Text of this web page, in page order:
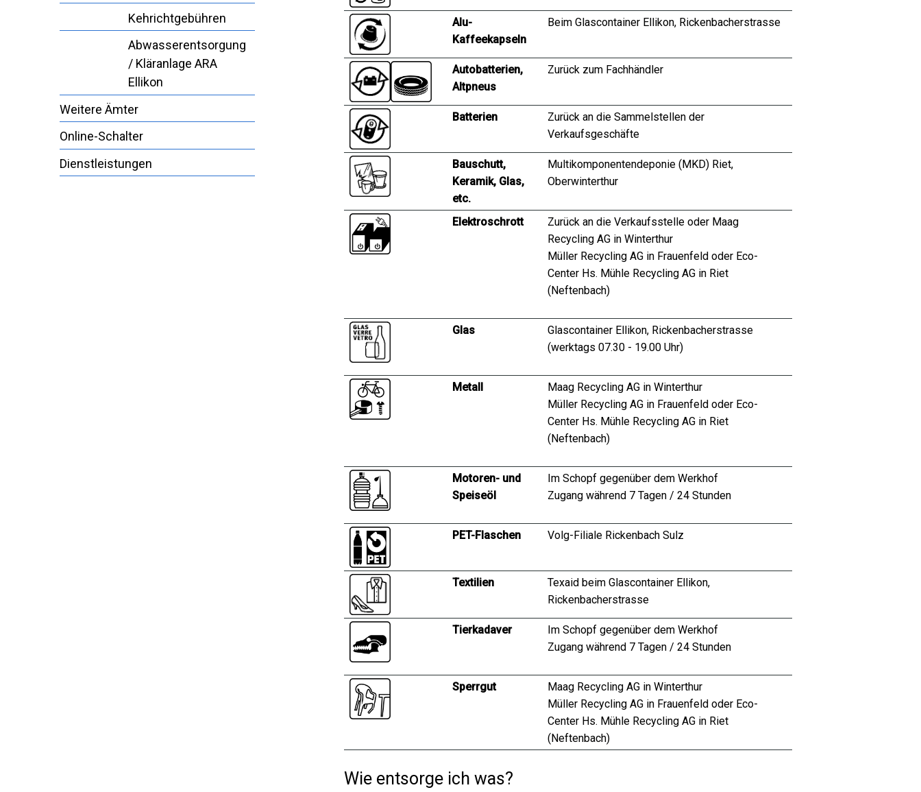
Alu-
Kaffeekapseln
Beim Glascontainer Ellikon, Rickenbacherstrasse
Autobatterien,
Altpneus
Zurück zum Fachhändler
Batterien
Zurück an die Sammelstellen der
Verkaufsgeschäfte
Bauschutt,
Keramik, Glas,
etc.
Multikomponentendeponie (MKD) Riet,
Oberwinterthur
Elektroschrott Zurück an die Verkaufsstelle oder Maag
Recycling AG in Winterthur
Müller Recycling AG in Frauenfeld oder Eco-
Center Hs. Mühle Recycling AG in Riet
(Neftenbach)
Glas
Glascontainer Ellikon, Rickenbacherstrasse
(werktags 07.30 - 19.00 Uhr)
Metall
Maag Recycling AG in Winterthur
Müller Recycling AG in Frauenfeld oder Eco-
Center Hs. Mühle Recycling AG in Riet
(Neftenbach)
Motoren- und
Speiseöl
Im Schopf gegenüber dem Werkhof
Zugang während 7 Tagen / 24 Stunden
PET-Flaschen Volg-Filiale Rickenbach Sulz
Textilien
Texaid beim Glascontainer Ellikon,
Rickenbacherstrasse
Tierkadaver
Im Schopf gegenüber dem Werkhof
Zugang während 7 Tagen / 24 Stunden
Sperrgut
Maag Recycling AG in Winterthur
Müller Recycling AG in Frauenfeld oder Eco-
Center Hs. Mühle Recycling AG in Riet
(Neftenbach)
Wie entsorge ich was?
Kehrichtgebühren
Abwasserentsorgung
/ Kläranlage ARA
Ellikon
Weitere Ämter
Online-Schalter
Dienstleistungen